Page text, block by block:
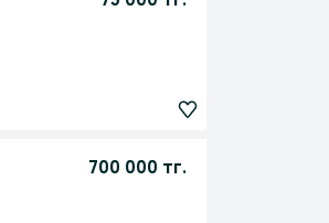
700 000 тг.